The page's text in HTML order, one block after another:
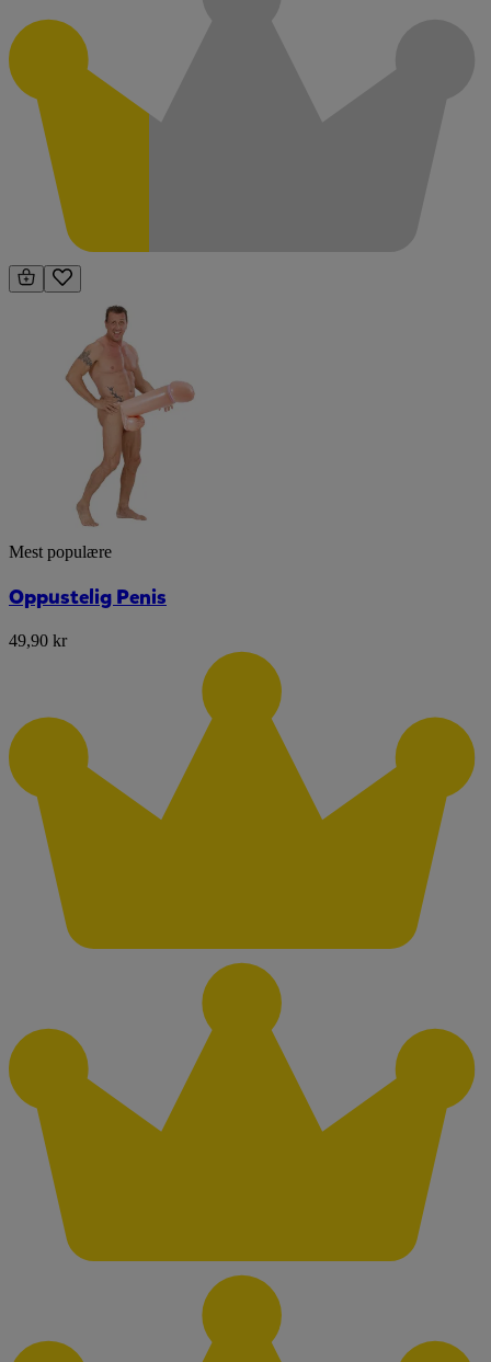
Mest populære
Oppustelig Penis
49,90 kr